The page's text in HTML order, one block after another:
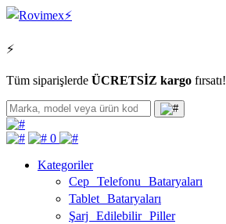
⚡
Tüm siparişlerde ÜCRETSİZ kargo fırsatı!
0
Kategoriler
Cep Telefonu Bataryaları
Tablet Bataryaları
Şarj Edilebilir Piller